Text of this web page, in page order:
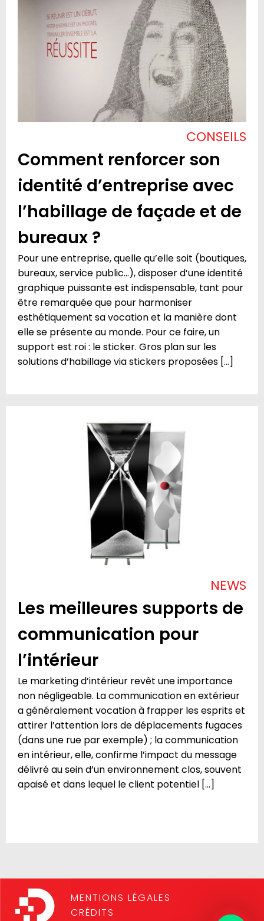
CONSEILS
Comment renforcer son
identité d’entreprise avec
l’habillage de façade et de
bureaux ?
Pour une entreprise, quelle qu’elle soit (boutiques,
bureaux, service public…), disposer d’une identité
graphique puissante est indispensable, tant pour
être remarquée que pour harmoniser
esthétiquement sa vocation et la manière dont
elle se présente au monde. Pour ce faire, un
support est roi : le sticker. Gros plan sur les
solutions d’habillage via stickers proposées […]
NEWS
Les meilleures supports de
communication pour
l’intérieur
Le marketing d’intérieur revêt une importance
non négligeable. La communication en extérieur
a généralement vocation à frapper les esprits et
attirer l’attention lors de déplacements fugaces
(dans une rue par exemple) ; la communication
en intérieur, elle, confirme l’impact du message
délivré au sein d’un environnement clos, souvent
apaisé et dans lequel le client potentiel […]
MENTIONS LÉGALES
CRÉDITS